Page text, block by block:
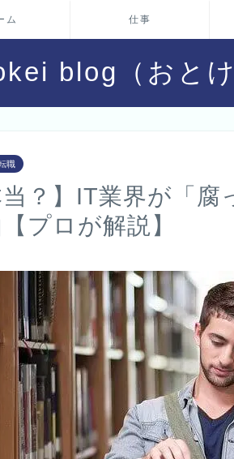
ム 仕事
blog（おと
職
当？】IT業界が「
プロが解説】